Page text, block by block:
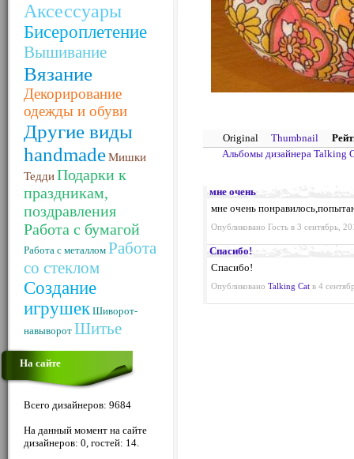
Аксессуары
Бисероплетение
Вышивание
Вязание
Декорирование
одежды и обуви
Другие виды
handmadeМишки
ТеддиПодарки к
праздникам,
поздравления
Работа с бумагой
Работа с металлом Работа
со стеклом
Создание
игрушек Шиворот-
навыворот Шитье
На сайте
Всего дизайнеров: 9684
На данный момент на сайте
дизайнеров: 0, гостей: 14.
Original Thumbnail
Альбомы дизайнера Talking
мне очень
мне очень
Опубликовано Гость в 3 сентябрь,
Спасибо!
Спасибо!
Опубликовано Talking Cat в 4